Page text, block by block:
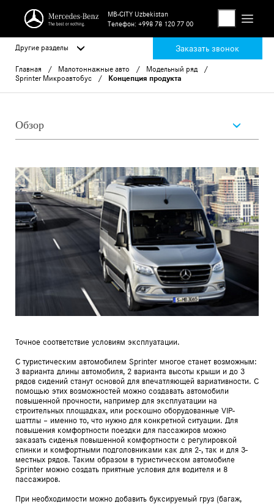
MB-CITY Uzbekistan
Телефон: +998 78 120 77 00
Другие разделы Заказать звонок
Главная Малотоннажные авто
Модельный ряд
Sprinter Микроавтобус
Концепция продукта
Обзор
Точное соответствие условиям эксплуатации.
С туристическим автомобилем Sprinter многое станет возможным:
3 варианта длины автомобиля, 2 варианта высоты крыши и до 3
рядов сидений станут основой для впечатляющей вариативности. С
помощью этих возможностей можно создавать автомобили
повышенной прочности, например для эксплуатации на
строительных площадках, или роскошно оборудованные VIP-
шаттлы – именно то, что нужно для конкретной ситуации. Для
повышения комфортности поездки для пассажиров можно
заказать сиденья повышенной комфортности с регулировкой
спинки и комфортными подголовниками как для 2-, так и для 3-
местных рядов. Таким образом в туристическом автомобиле
Sprinter можно создать приятные условия для водителя и 8
пассажиров.
При необходимости можно добавить буксируемый груз (багаж,